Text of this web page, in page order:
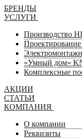
БРЕНДЫ
УСЛУГИ
Производство
«Умный дом»
Комплексные
АКЦИИ
СТАТЬИ
КОМПАНИЯ
О компании
Реквизиты